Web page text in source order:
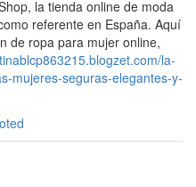
la tienda online de moda
referente en España. Aquí
de ropa para mujer online,
la-
mujeres-seguras-elegantes-y-